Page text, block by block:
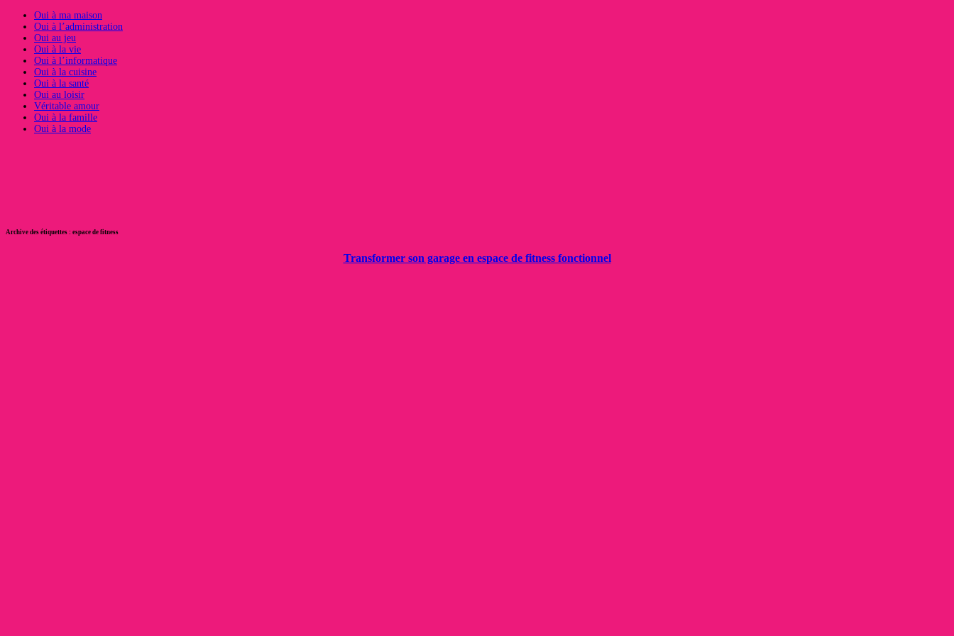
Oui à ma maison
Oui à l’administration
Oui au jeu
Oui à la vie
Oui à l’informatique
Oui à la cuisine
Oui à la santé
Oui au loisir
Véritable amour
Oui à la famille
Oui à la mode
Archive des étiquettes : espace de fitness
Transformer son garage en espace de fitness fonctionnel